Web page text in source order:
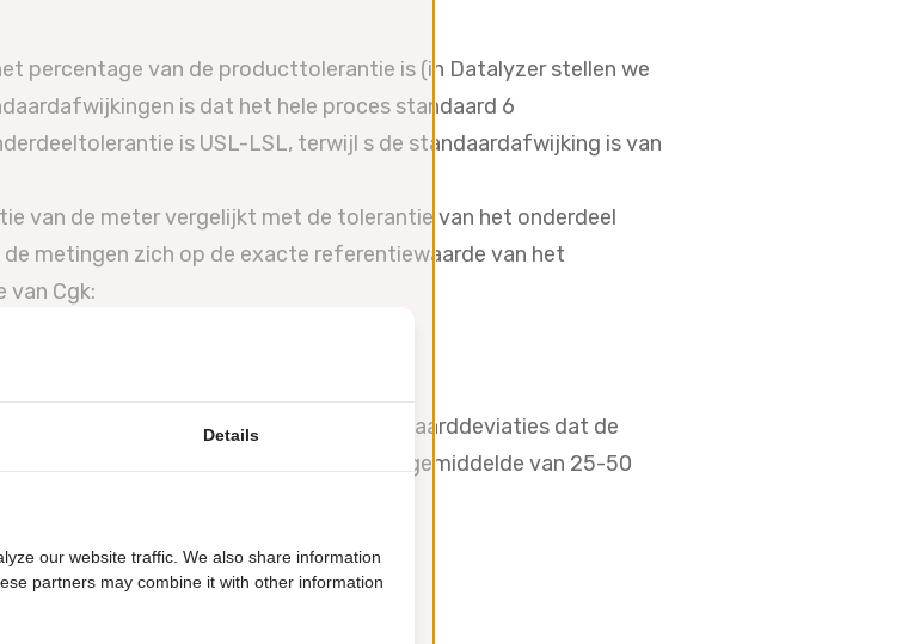
percentage van de producttolerantie is (in Datalyzer stellen we
is dat het hele proces standaard 6
is USL-LSL, terwijl s de standaardafwijking is van
van de meter vergelijkt met de tolerantie van het onderdeel
metingen zich op de exacte referentiewaarde van het
van Cgk:
is (standaard 20), L het aantal standaarddeviaties dat de
wordt 3 als L gebruikt), Xm het gemiddelde van 25-50
Details
our website traffic. We also share information
partners may combine it with other information